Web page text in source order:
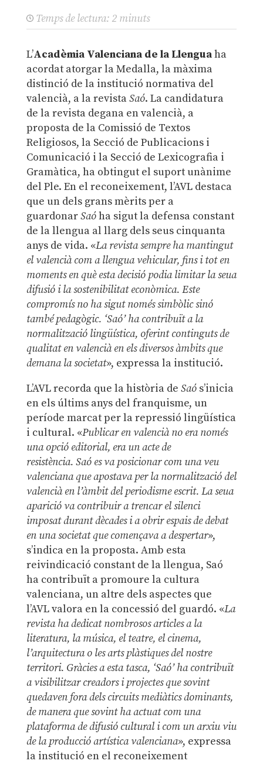
Temps de lectura: 2 minuts
L’Acadèmia Valenciana de la Llenguaha
acordat atorgar la Medalla, la màxima
distinció de la institució normativa del
valencià, a la revistaSaó. La candidatura
de la revista degana en valencià, a
proposta de la Comissió de Textos
Religiosos, la Secció de Publicacions i
Comunicació i la Secció de Lexicografia i
Gramàtica, ha obtingut el suport unànime
del Ple. En el reconeixement, l’AVL destaca
que un dels grans mèrits per a
guardonarSaóha sigut la defensa constant
de la llengua al llarg dels seus cinquanta
anys de vida. «La revista sempre ha mantingut
el valencià com a llengua vehicular, fins i tot en
moments en què esta decisió podia limitar la seua
difusió i la sostenibilitat econòmica. Este
compromís no ha sigut només simbòlic sinó
també pedagògic. ‘Saó’ ha contribuït a la
normalització lingüística, oferint continguts de
qualitat en valencià en els diversos àmbits que
demana la societat», expressa la institució.
L’AVL recorda que la història de Saós’inicia
en els últims anys del franquisme, un
període marcat per la repressió lingüística
i cultural. «Publicar en valencià no era només
una opció editorial, era un acte de
resistència. Saó es va posicionar com una veu
valenciana que apostava per la normalització del
valencià en l’àmbit del periodisme escrit. La seua
aparició va contribuir a trencar el silenci
imposat durant dècades i a obrir espais de debat
en una societat que començava a despertar»,
s’indica en la proposta. Amb esta
reivindicació constant de la llengua, Saó
ha contribuït a promoure la cultura
valenciana, un altre dels aspectes que
l’AVL valora en la concessió del guardó. «La
revista ha dedicat nombrosos articles a la
literatura, la música, el teatre, el cinema,
l’arquitectura o les arts plàstiques del nostre
territori. Gràcies a esta tasca, ‘Saó’ ha contribuït
a visibilitzar creadors i projectes que sovint
quedaven fora dels circuits mediàtics dominants,
de manera que sovint ha actuat com una
plataforma de difusió cultural i com un arxiu viu
de la producció artística valenciana», expressa
la institució en el reconeixement